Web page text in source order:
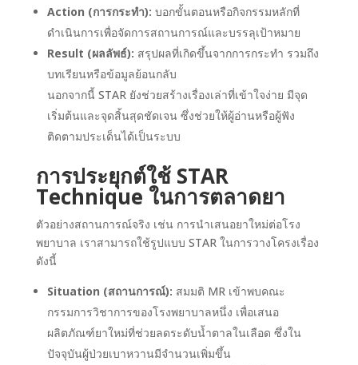
Action (การกระทำ): บอกขั้นตอนหรือกิจกรรมหลักที่
ดำเนินการเพื่อจัดการสถานการณ์และบรรลุเป้าหมาย
Result (ผลลัพธ์): สรุปผลที่เกิดขึ้นจากการกระทำ รวมถึง
บทเรียนหรือข้อมูลย้อนกลับ
นอกจากนี้ STAR ยังช่วยสร้างเรื่องเล่าที่เข้าใจง่าย มีจุด
เริ่มต้นและจุดสิ้นสุดชัดเจน ซึ่งช่วยให้ผู้อ่านหรือผู้ฟัง
ติดตามประเด็นได้เป็นระบบ
การประยุกต์ใช้ STAR
Technique ในการตลาดยา
ตัวอย่างสถานการณ์จริง เช่น การนำเสนอยาใหม่ต่อโรง
พยาบาล เราสามารถใช้รูปแบบ STAR ในการวางโครงเรื่อง
ดังนี้
Situation (สถานการณ์): สมมติ MR เข้าพบคณะ
กรรมการวิชาการของโรงพยาบาลหนึ่ง เพื่อเสนอ
ผลิตภัณฑ์ยาใหม่ที่ช่วยลดระดับน้ำตาลในเลือด ซึ่งใน
ปัจจุบันผู้ป่วยเบาหวานมีจำนวนเพิ่มขึ้น